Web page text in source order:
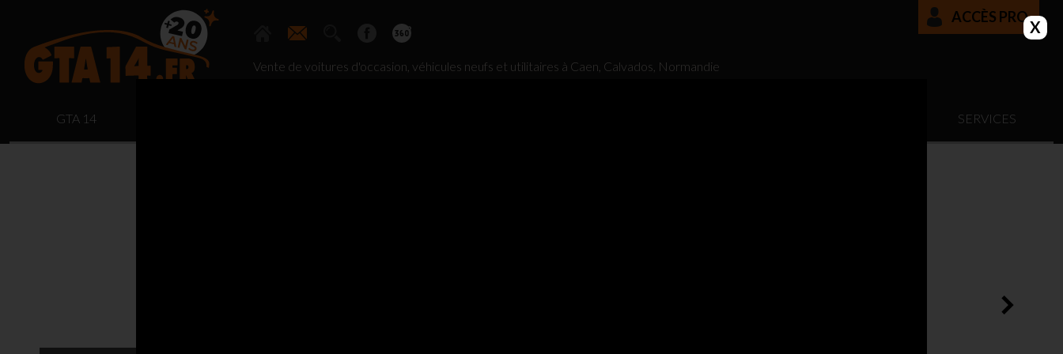
Vente de voitures d'occasion, véhicules neufs et utilitaires à Caen, Calvados, Normandie
ACCÈS PRO
GTA 14 SERVICES